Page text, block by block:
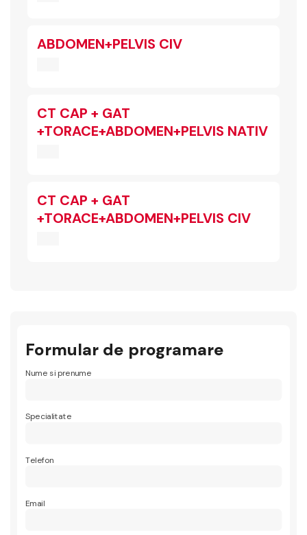
ABDOMEN+PELVIS CIV
CT CAP + GAT
+TORACE+ABDOMEN+PELVIS NATIV
CT CAP + GAT
+TORACE+ABDOMEN+PELVIS CIV
Formular de programare
Nume si prenume
Specialitate
Telefon
Email